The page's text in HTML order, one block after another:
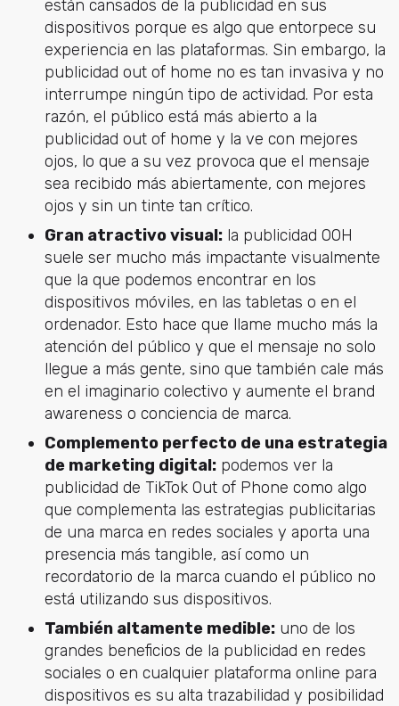
están cansados de la publicidad en sus
dispositivos porque es algo que entorpece su
experiencia en las plataformas. Sin embargo, la
publicidad out of home no es tan invasiva y no
interrumpe ningún tipo de actividad. Por esta
razón, el público está más abierto a la
publicidad out of home y la ve con mejores
ojos, lo que a su vez provoca que el mensaje
sea recibido más abiertamente, con mejores
ojos y sin un tinte tan crítico.
Gran atractivo visual:la publicidad OOH
suele ser mucho más impactante visualmente
que la que podemos encontrar en los
dispositivos móviles, en las tabletas o en el
ordenador. Esto hace que llame mucho más la
atención del público y que el mensaje no solo
llegue a más gente, sino que también cale más
en el imaginario colectivo y aumente el brand
awareness o conciencia de marca.
Complemento perfecto de una estrategia
de marketing digital:podemos ver la
publicidad de TikTok Out of Phone como algo
que complementa las estrategias publicitarias
de una marca en redes sociales y aporta una
presencia más tangible, así como un
recordatorio de la marca cuando el público no
está utilizando sus dispositivos.
También altamente medible:uno de los
grandes beneficios de la publicidad en redes
sociales o en cualquier plataforma online para
dispositivos es su alta trazabilidad y posibilidad